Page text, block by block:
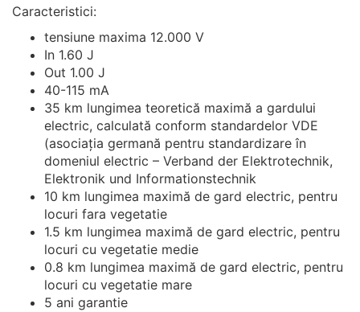
Caracteristici:
tensiune maxima 12.000 V
In 1.60 J
Out 1.00 J
40-115 mA
35 km lungimea teoretică maximă a gardului
electric, calculată conform standardelor VDE
(asociația germană pentru standardizare în
domeniul electric – Verband der Elektrotechnik,
Elektronik und Informationstechnik
10 km lungimea maximă de gard electric, pentru
locuri fara vegetatie
1.5 km lungimea maximă de gard electric, pentru
locuri cu vegetatie medie
0.8 km lungimea maximă de gard electric, pentru
locuri cu vegetatie mare
5 ani garantie